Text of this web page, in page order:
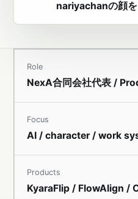
nariyachanの顔
Role
NexA合同会社代表 /
Focus
AI / character / work
Products
KyaraFlip / FlowAlign /